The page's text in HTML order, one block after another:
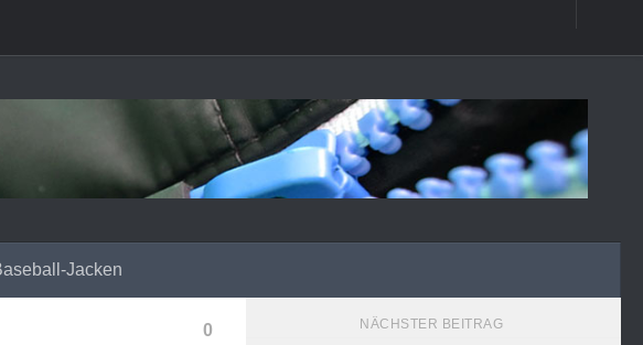
Jacken
0 NÄCHSTER BEITRAG